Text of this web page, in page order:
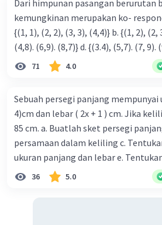
Dari himpunan pasangan berurutan
kemungkinan merupakan ko- respondensi satu-satu? a.
{(1, 1), (2, 2), (3, 3), (4,4)} b. {(1, 2), (2, 3), (3, 4). (4,5)} c. {(2,7).
(4,8). (6,9). (8,7)} d. {(3.4), (5,7). (7,
71 4.0
Sebuah persegi panjang mempunyai
4)cm dan lebar ( 2x + 1 ) cm. Jika
85 cm. a. Buatlah sket persegi
persamaan dalam keliling c.
ukuran panjang dan lebar e.
36 5.0